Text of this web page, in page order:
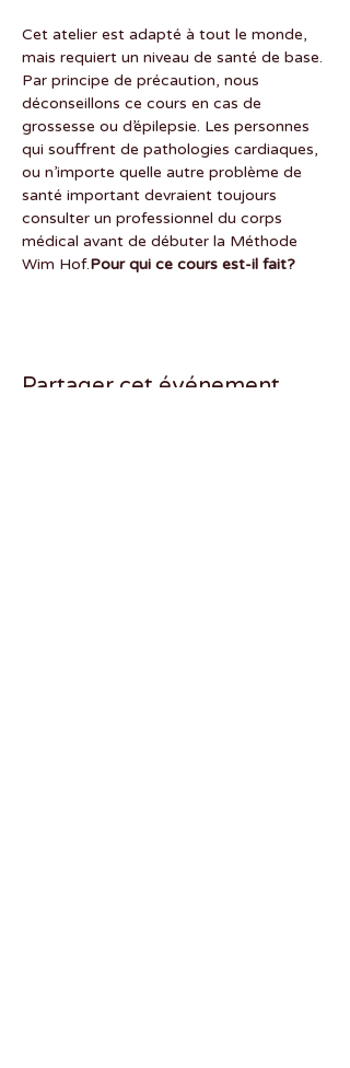
Cet atelier est adapté à tout le monde,
mais requiert un niveau de santé de base.
Par principe de précaution, nous
déconseillons ce cours en cas de
grossesse ou d’épilepsie. Les personnes
qui souffrent de pathologies cardiaques,
ou n’importe quelle autre problème de
santé important devraient toujours
consulter un professionnel du corps
médical avant de débuter la Méthode
Wim Hof.Pour qui ce cours est-il fait?
Partager cet événement